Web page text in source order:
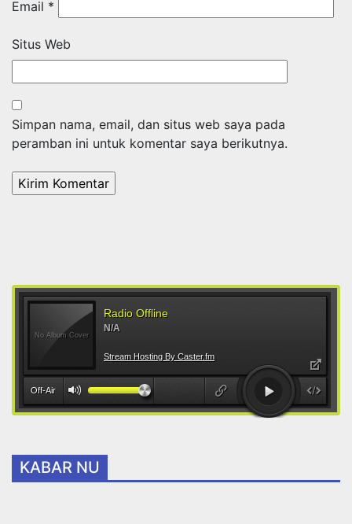
Email *
Situs Web
Simpan nama, email, dan situs web saya pada
peramban ini untuk komentar saya berikutnya.
KABAR NU